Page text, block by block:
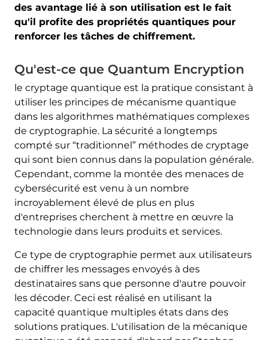
des avantage lié à son utilisation est le fait
qu'il profite des propriétés quantiques pour
renforcer les tâches de chiffrement.
Qu'est-ce que Quantum Encryption
le cryptage quantique est la pratique consistant à
utiliser les principes de mécanisme quantique
dans les algorithmes mathématiques complexes
de cryptographie. La sécurité a longtemps
compté sur “traditionnel” méthodes de cryptage
qui sont bien connus dans la population générale.
Cependant, comme la montée des menaces de
cybersécurité est venu à un nombre
incroyablement élevé de plus en plus
d'entreprises cherchent à mettre en œuvre la
technologie dans leurs produits et services.
Ce type de cryptographie permet aux utilisateurs
de chiffrer les messages envoyés à des
destinataires sans que personne d'autre pouvoir
les décoder. Ceci est réalisé en utilisant la
capacité quantique multiples états dans des
solutions pratiques. L'utilisation de la mécanique